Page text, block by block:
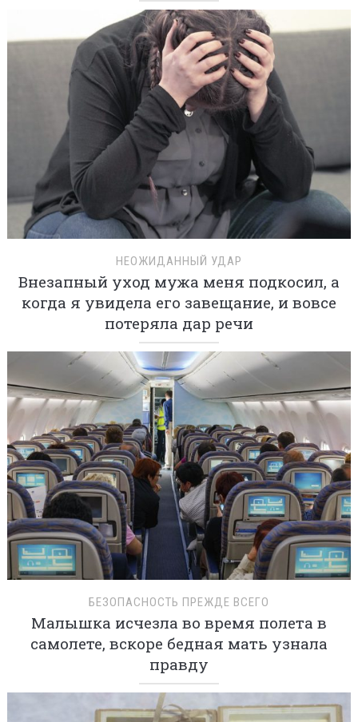
НЕОЖИДАННЫЙ УДАР
Внезапный уход мужа меня подкосил, а
когда я увидела его завещание, и вовсе
потеряла дар речи
БЕЗОПАСНОСТЬ ПРЕЖДЕ ВСЕГО
Малышка исчезла во время полета в
самолете, вскоре бедная мать узнала
правду